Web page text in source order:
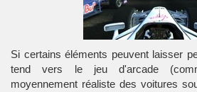
Si certains éléments peuvent laisser
tend vers le jeu d'arcade
moyennement réaliste des voitures